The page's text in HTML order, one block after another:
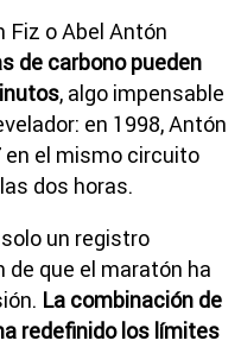
Fiz oAbel Antón
de carbono pueden
, algo impensable
en 1998, Antón
en el mismo circuito
dos horas.
un registro
que el maratón ha
La combinación de
redefinido los límites